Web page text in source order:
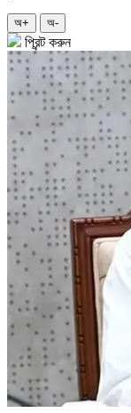
অ+ অ-
প্রিন্ট করুন